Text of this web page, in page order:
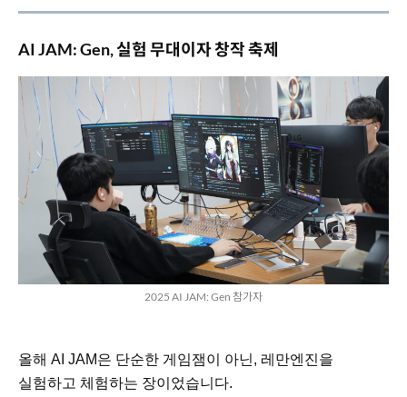
AI JAM: Gen, 실험 무대이자 창작 축제
2025 AI JAM: Gen 참가자
올해 AI JAM은 단순한 게임잼이 아닌, 레만엔진을
실험하고 체험하는 장이었습니다.